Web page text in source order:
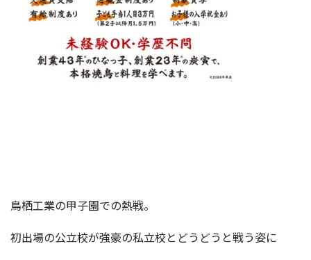
鳥栖工業の甲子園での熱戦。
初出場の公立校が強豪の私立校とどうどうと戦う姿に